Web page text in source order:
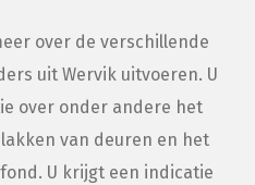
over de verschillende
uit Wervik uitvoeren. U
over onder andere het
van deuren en het
U krijgt een indicatie